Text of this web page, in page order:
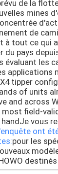
de la
mines
de
à tout ce qui
du pays
évaluant les
applications
tipper
of units
and across
most field-
vous
ont
pour les
destinés